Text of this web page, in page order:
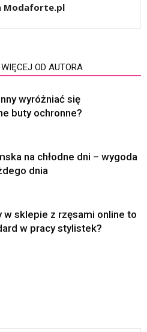
Modaforte.pl
WIĘCEJ OD AUTORA
wyróżniać się
buty ochronne?
na chłodne dni – wygoda
dnia
w sklepie z rzęsami online to
w pracy stylistek?